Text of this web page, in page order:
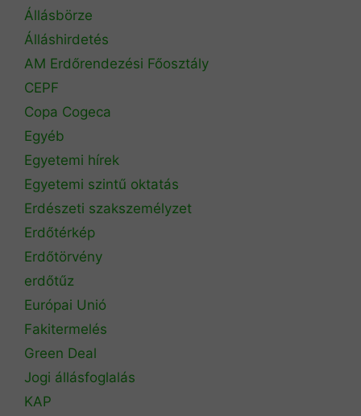
Állásbörze
Álláshirdetés
AM Erdőrendezési Főosztály
CEPF
Copa Cogeca
Egyéb
Egyetemi hírek
Egyetemi szintű oktatás
Erdészeti szakszemélyzet
Erdőtérkép
Erdőtörvény
erdőtűz
Európai Unió
Fakitermelés
Green Deal
Jogi állásfoglalás
KAP